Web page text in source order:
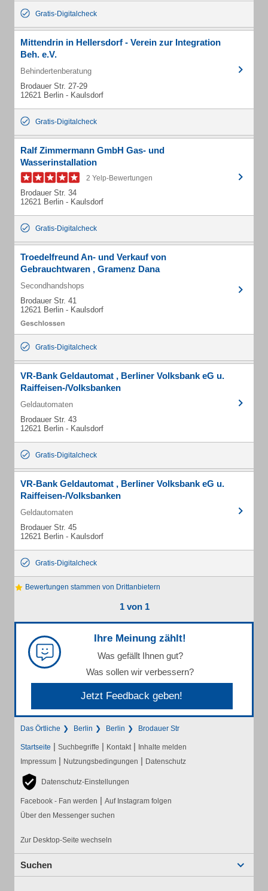
Gratis-Digitalcheck
Mittendrin in Hellersdorf - Verein zur Integration
Beh. e.V.
Behindertenberatung
Brodauer Str. 27-29
12621 Berlin - Kaulsdorf
Gratis-Digitalcheck
Ralf Zimmermann GmbH Gas- und
Wasserinstallation
2 Yelp-Bewertungen
Brodauer Str. 34
12621 Berlin - Kaulsdorf
Gratis-Digitalcheck
Troedelfreund An- und Verkauf von
Gebrauchtwaren , Gramenz Dana
Secondhandshops
Brodauer Str. 41
12621 Berlin - Kaulsdorf
Gratis-Digitalcheck
VR-Bank Geldautomat , Berliner Volksbank eG u.
Raiffeisen-/Volksbanken
Geldautomaten
Brodauer Str. 43
12621 Berlin - Kaulsdorf
Gratis-Digitalcheck
VR-Bank Geldautomat , Berliner Volksbank eG u.
Raiffeisen-/Volksbanken
Geldautomaten
Brodauer Str. 45
12621 Berlin - Kaulsdorf
Gratis-Digitalcheck
Bewertungen stammen von Drittanbietern
1 von 1
Ihre Meinung zählt!
Was gefällt Ihnen gut?
Was sollen wir verbessern?
Jetzt Feedback geben!
Das Örtliche Berlin Berlin Brodauer Str
Startseite | Suchbegriffe | Kontakt | Inhalte melden
Impressum | Nutzungsbedingungen | Datenschutz
Datenschutz-Einstellungen
Facebook - Fan werden | Auf Instagram folgen
Über den Messenger suchen
Zur Desktop-Seite wechseln
Suchen